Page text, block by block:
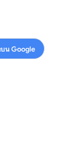
บน Google